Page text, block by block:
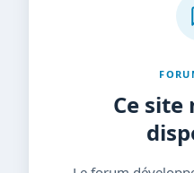
Ce site